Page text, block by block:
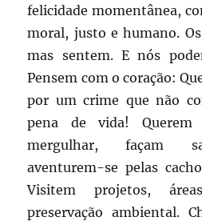
felicidade momentânea,
moral, justo e humano.
mas sentem. E nós
Pensem com o coração:
por um crime que não
pena de vida! Querem
mergulhar, façam
aventurem-se pelas
Visitem projetos,
preservação ambiental.